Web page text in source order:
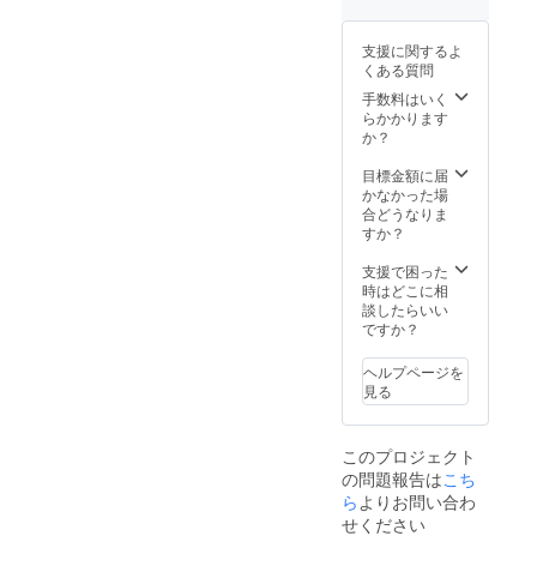
し作り
込んだ
アイテ
ム。
心地が
魅力の
高級な
コット
ン素材
を使
あるポ
ケッ
ト、
とボ
リュー
ム、袖
の切り
金具の
カラー
と、精
細にデ
し作り
込んだ
アイテ
ム。
ダンな
シル
エット
と自然
なド
レープ
すっき
りとし
たノー
的な
オーラ
を放っ
てくれ
バーシ
ブルな
ので、
簡単に
を変え
られ
る。
シミア
を全身
に纏
う」を
テーマ
に、大
を使っ
たラグ
ジュア
リーな1
人の手
編みに
よって
仕上げ
コート
は、モ
ダンな
シル
と自然
なド
レープ
感が特
徴。
支援に関するよ
くある質問
手数料はいく
らかかります
か？
目標金額に届
かなかった場
合どうなりま
すか？
支援で困った
時はどこに相
談したらいい
ですか？
ヘルプページを
見る
このプロジェクト
の問題報告はこち
ら よりお問い合わ
せください